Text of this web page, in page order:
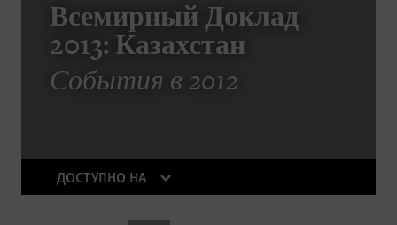
Lives in the Balance
The Trouble With Tradition
Всемирный Доклад
2013: Казахстан
События в 2012
ДОСТУПНО НА